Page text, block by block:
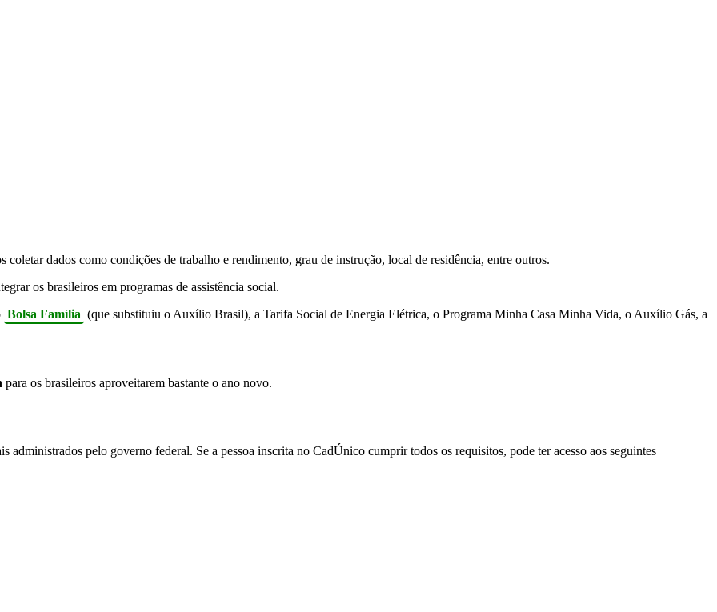
coletar dados como condições de trabalho e rendimento, grau de instrução, local de residência, entre outros.
os brasileiros em programas de assistência social.
Bolsa Família (que substituiu o Auxílio Brasil), a Tarifa Social de Energia Elétrica, o Programa Minha Casa Minha Vida, o Auxílio Gás, a
para os brasileiros aproveitarem bastante o ano novo.
administrados pelo governo federal. Se a pessoa inscrita no CadÚnico cumprir todos os requisitos, pode ter acesso aos seguintes